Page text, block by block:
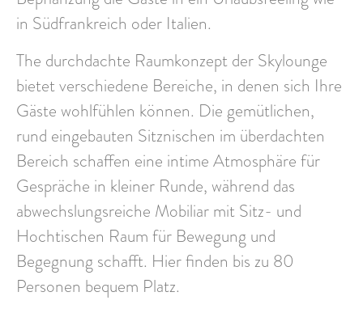
in Südfrankreich oder Italien.
The durchdachte Raumkonzept der Skylounge
bietet verschiedene Bereiche, in denen sich Ihre
Gäste wohlfühlen können. Die gemütlichen,
rund eingebauten Sitznischen im überdachten
Bereich schaffen eine intime Atmosphäre für
Gespräche in kleiner Runde, während das
abwechslungsreiche Mobiliar mit Sitz- und
Hochtischen Raum für Bewegung und
Begegnung schafft. Hier finden bis zu 80
Personen bequem Platz.